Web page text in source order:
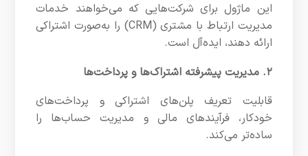
این ماژول برای شرکت‌هایی که می‌خواهند خدمات
مدیریت ارتباط با مشتری (CRM) را به‌صورت اشتراکی
ارائه دهند، ایده‌آل است.
۲. مدیریت پیشرفته اشتراک‌ها و پرداخت‌ها
قابلیت تعریف پلن‌های اشتراکی و پرداخت‌های
خودکار، فرآیندهای مالی و مدیریت حساب‌ها را
ساده‌تر می‌کند.